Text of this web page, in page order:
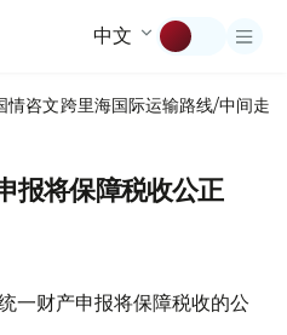
中文
情咨文跨里海国际运输路线/中间走廊
报将保障税收公正
一财产申报将保障税收的公